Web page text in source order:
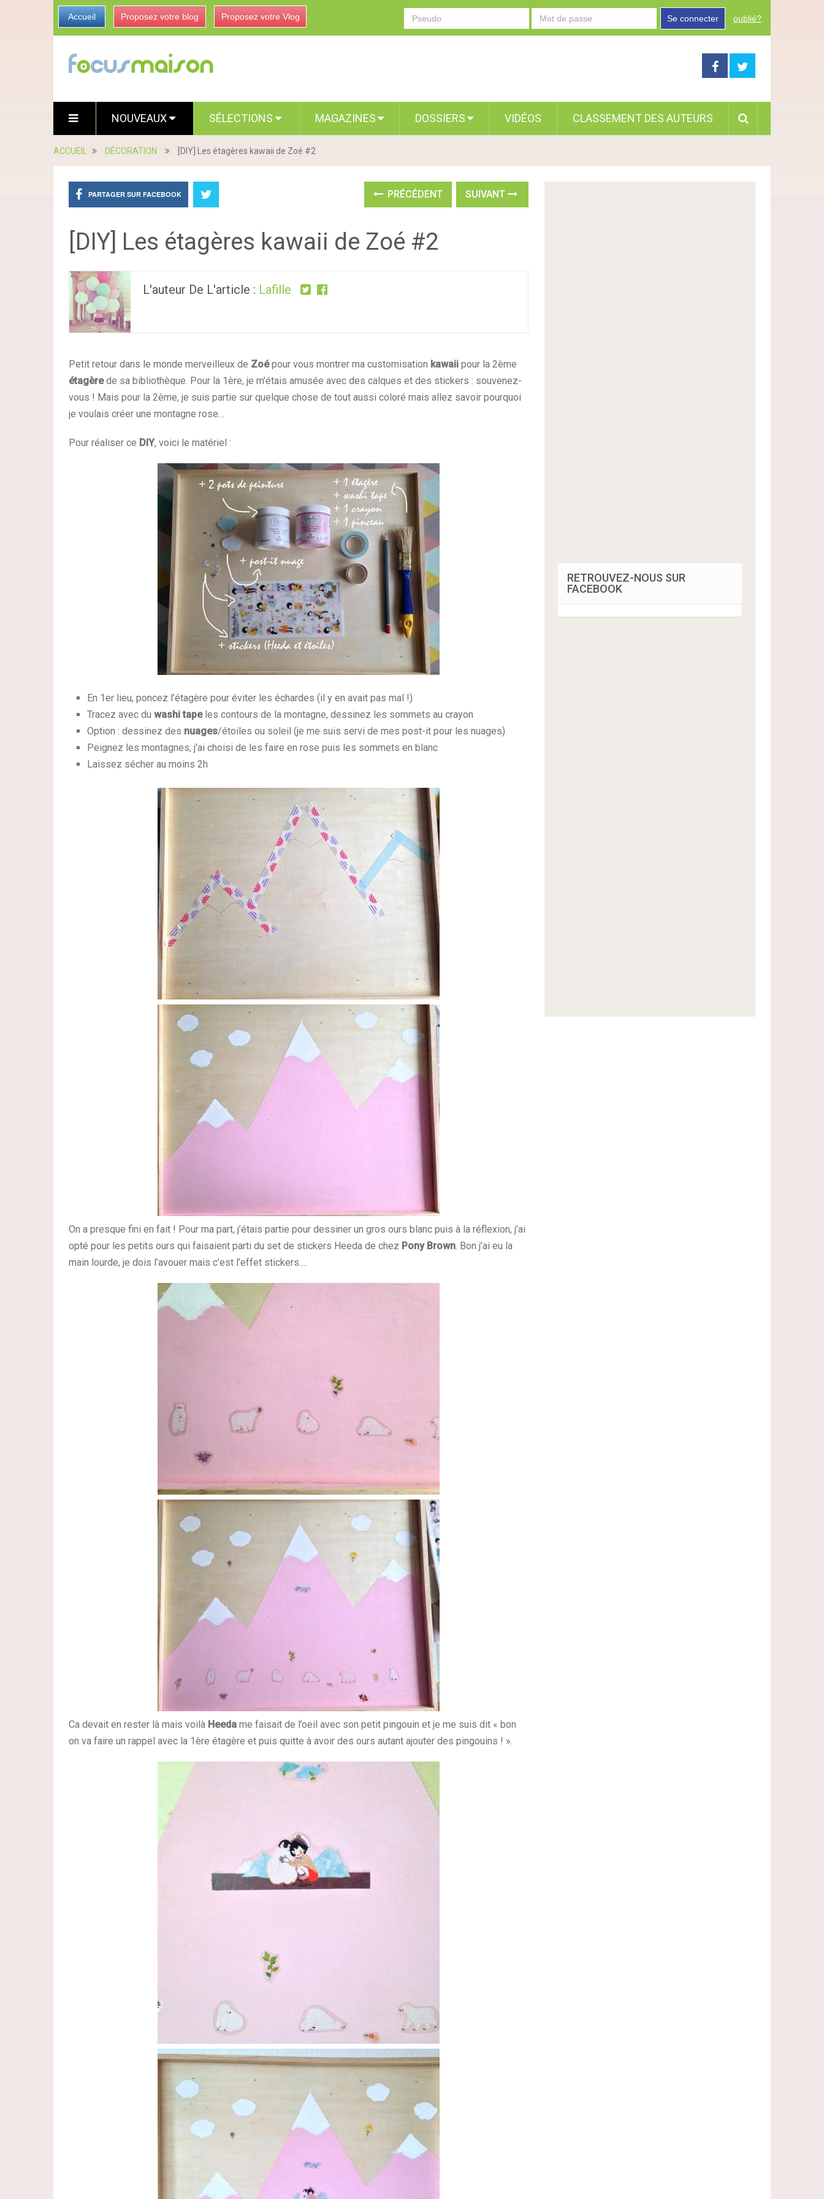
Accueil Proposez votre blog Proposez votre Vlog Se connecter oublié?
NOUVEAUX SÉLECTIONS MAGAZINES DOSSIERS VIDÉOS CLASSEMENT DES AUTEURS
ACCUEIL DÉCORATION [DIY] Les étagères kawaii de Zoé #2
PARTAGER SUR FACEBOOK PRÉCÉDENT SUIVANT
[DIY] Les étagères kawaii de Zoé #2
L'auteur De L'article : Lafille
Petit retour dans le monde merveilleux de Zoépour vous montrer ma customisation kawaii pour la 2ème
étagèrede sa bibliothèque. Pour la 1ère, je m’étais amusée avec des calques et des stickers : souvenez-
vous ! Mais pour la 2ème, je suis partie sur quelque chose de tout aussi coloré mais allez savoir pourquoi
je voulais créer une montagne rose…
Pour réaliser ce DIY, voici le matériel :
En 1er lieu, poncez l’étagère pour éviter les échardes (il y en avait pas mal !)
Tracez avec duwashi tapeles contours de la montagne, dessinez les sommets au crayon
Option : dessinez des nuages/étoiles ou soleil (je me suis servi de mes post-it pour les nuages)
Peignez les montagnes, j’ai choisi de les faire en rose puis les sommets en blanc
Laissez sécher au moins 2h
On a presque fini en fait ! Pour ma part, j’étais partie pour dessiner un gros ours blanc puis à la réflexion, j’ai
opté pour les petits ours qui faisaient parti du set de stickers Heeda de chez Pony Brown. Bon j’ai eu la
main lourde, je dois l’avouer mais c’est l’effet stickers….
Ca devait en rester là mais voilà Heeda me faisait de l’oeil avec son petit pingouin et je me suis dit « bon
on va faire un rappel avec la 1ère étagère et puis quitte à avoir des ours autant ajouter des pingouins ! ».
RETROUVEZ-NOUS SUR
FACEBOOK